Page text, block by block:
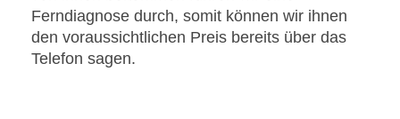
Ferndiagnose durch, somit können wir ihnen
den voraussichtlichen Preis bereits über das
Telefon sagen.